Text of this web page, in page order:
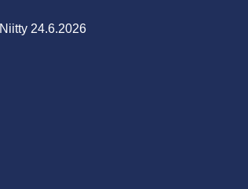
Niitty 24.6.2026